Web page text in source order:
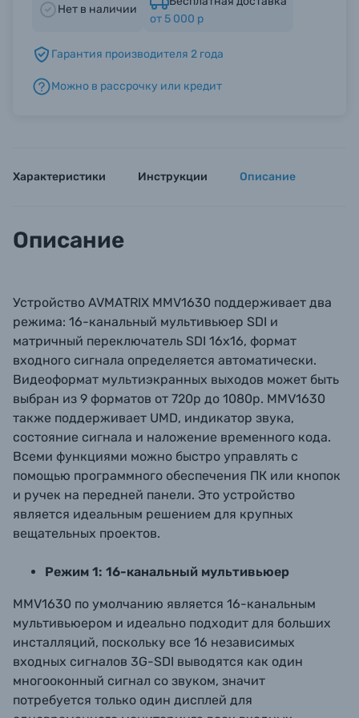
Б/У фототехника (Комиссионные товары)
Уценённые товары
Нет в наличии
от 5 000 р
Гарантия производителя 2 года
Можно в рассрочку или кредит
Характеристики Инструкции Описание
Описание
Устройство AVMATRIX MMV1630 поддерживает два
режима: 16-канальный мультивьюер SDI и
матричный переключатель SDI 16x16, формат
входного сигнала определяется автоматически.
Видеоформат мультиэкранных выходов может быть
выбран из 9 форматов от 720p до 1080p. MMV1630
также поддерживает UMD, индикатор звука,
состояние сигнала и наложение временного кода.
Всеми функциями можно быстро управлять с
помощью программного обеспечения ПК или кнопок
и ручек на передней панели. Это устройство
является идеальным решением для крупных
вещательных проектов.
Режим 1: 16-канальный мультивьюер
MMV1630 по умолчанию является 16-канальным
мультивьюером и идеально подходит для больших
инсталляций, поскольку все 16 независимых
входных сигналов 3G-SDI выводятся как один
многооконный сигнал со звуком, значит
потребуется только один дисплей для